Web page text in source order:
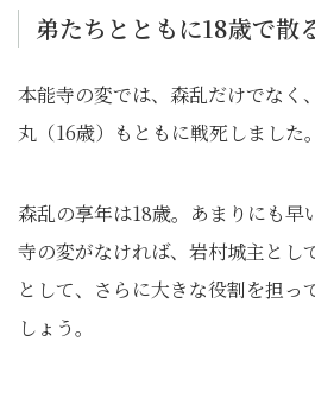
弟たちとともに18歳で散
本能寺の変では、森乱だけでなく
丸（16歳）もともに戦死しました。
森乱の享年は18歳。あまりにも早
寺の変がなければ、岩村城主とし
として、さらに大きな役割を担っ
しょう。